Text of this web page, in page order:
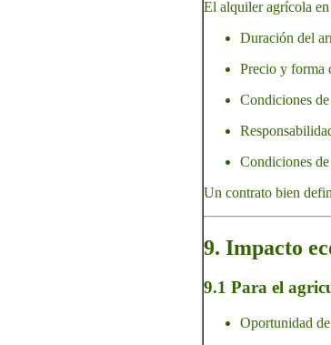
El alquiler agrícola
Duración del
Precio y forma
Condiciones
Condiciones
Un contrato bien
9. Impacto
9.1 Para el
Oportunidad